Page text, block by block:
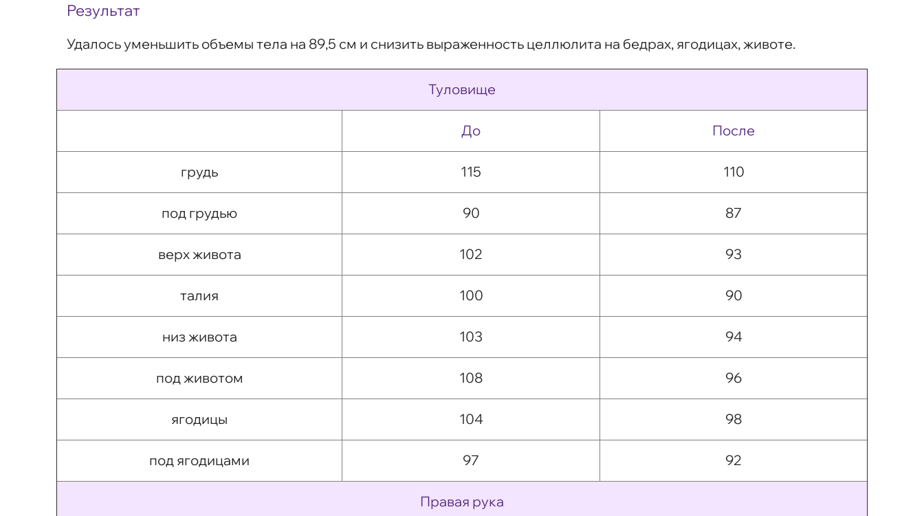
Результат
Удалось уменьшить объемы тела на 89,5 см и снизить выраженность целлюлита на бедрах, ягодицах, животе.
Туловище
До После
грудь 115 110
под грудью 90 87
верх живота 102 93
талия 100 90
низ живота 103 94
под животом 108 96
ягодицы 104 98
под ягодицами 97 92
Правая рука